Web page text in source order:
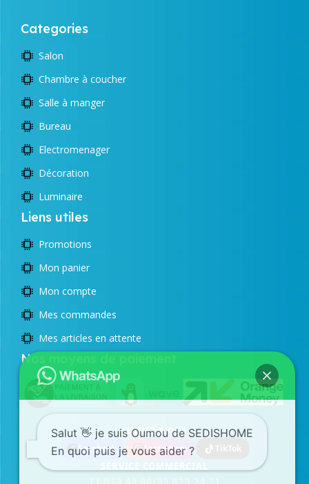
Categories
Salon
Chambre à coucher
Salle à manger
Bureau
Electromenager
Décoration
Luminaire
Liens utiles
Promotions
Mon panier
Mon compte
Mes commandes
Mes articles en attente
Nos moyens de paiement
SUIVEZ NOUS
Facebook Instagram TikTok
Salut 👋 je suis Oumou de SEDISHOME
En quoi puis je vous aider ?